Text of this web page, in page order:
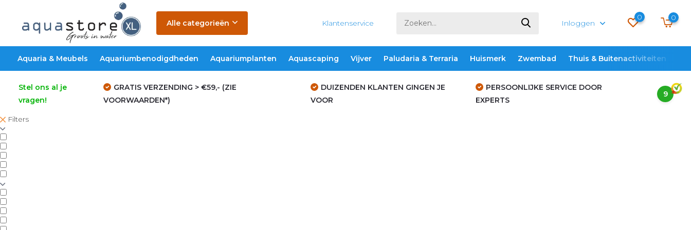
Alle categorieën Klantenservice Inloggen
0 0
Aquaria & Meubels Aquariumbenodigdheden Aquariumplanten Aquascaping Vijver Paludaria & Terraria Huismerk Zwembad Thuis & Buitenactiviteiten
Stel ons al je
vragen!
GRATIS VERZENDING > €59,- (ZIE
VOORWAARDEN*)
DUIZENDEN KLANTEN GINGEN JE
VOOR
PERSOONLIJKE SERVICE DOOR
EXPERTS
9
Filters